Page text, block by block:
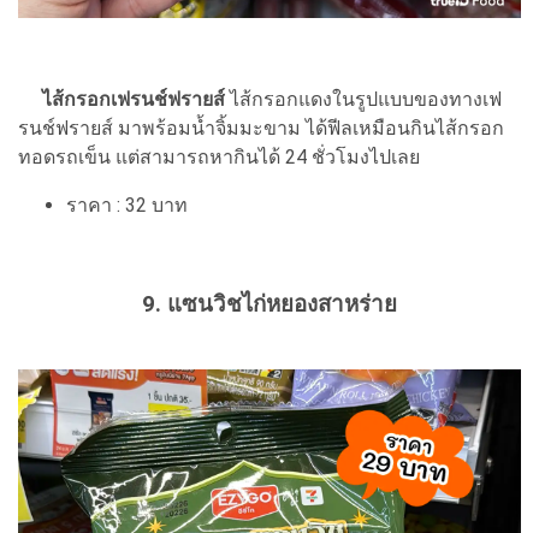
ไส้กรอกเฟรนช์ฟรายส์ไส้กรอกแดงในรูปแบบของทางเฟ
รนช์ฟรายส์ มาพร้อมน้ำจิ้มมะขาม ได้ฟีลเหมือนกินไส้กรอก
ทอดรถเข็น แต่สามารถหากินได้ 24 ชั่วโมงไปเลย
ราคา : 32 บาท
9. แซนวิชไก่หยองสาหร่าย